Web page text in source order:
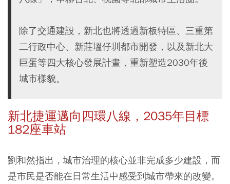
除了交通建設，新北也將透過新板特區、三重第
二行政中心、新莊塭仔圳都市開發，以及新北大
巨蛋等四大核心發展計畫，重新塑造2030年後
城市樣貌。
新北捷運邁向四環八線，2035年目標
182座車站
劉和然指出，城市治理的核心並非完成多少建設，而
是市民是否能在日常生活中感受到城市帶來的改變。